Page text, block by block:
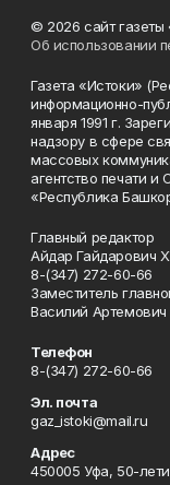
© 2026 сайт газеты
Об использовании
Газета «Истоки»
информационно-
января 1991 г.
надзору в сфере
массовых
агентство печати
«Республика
Главный редактор
Айдар Гайдарович
8-(347) 272-60-66
Заместитель
Василий
Телефон
8-(347) 272-60-66
Эл. почта
gaz_istoki@mail.ru
Адрес
450005 Уфа, 50-